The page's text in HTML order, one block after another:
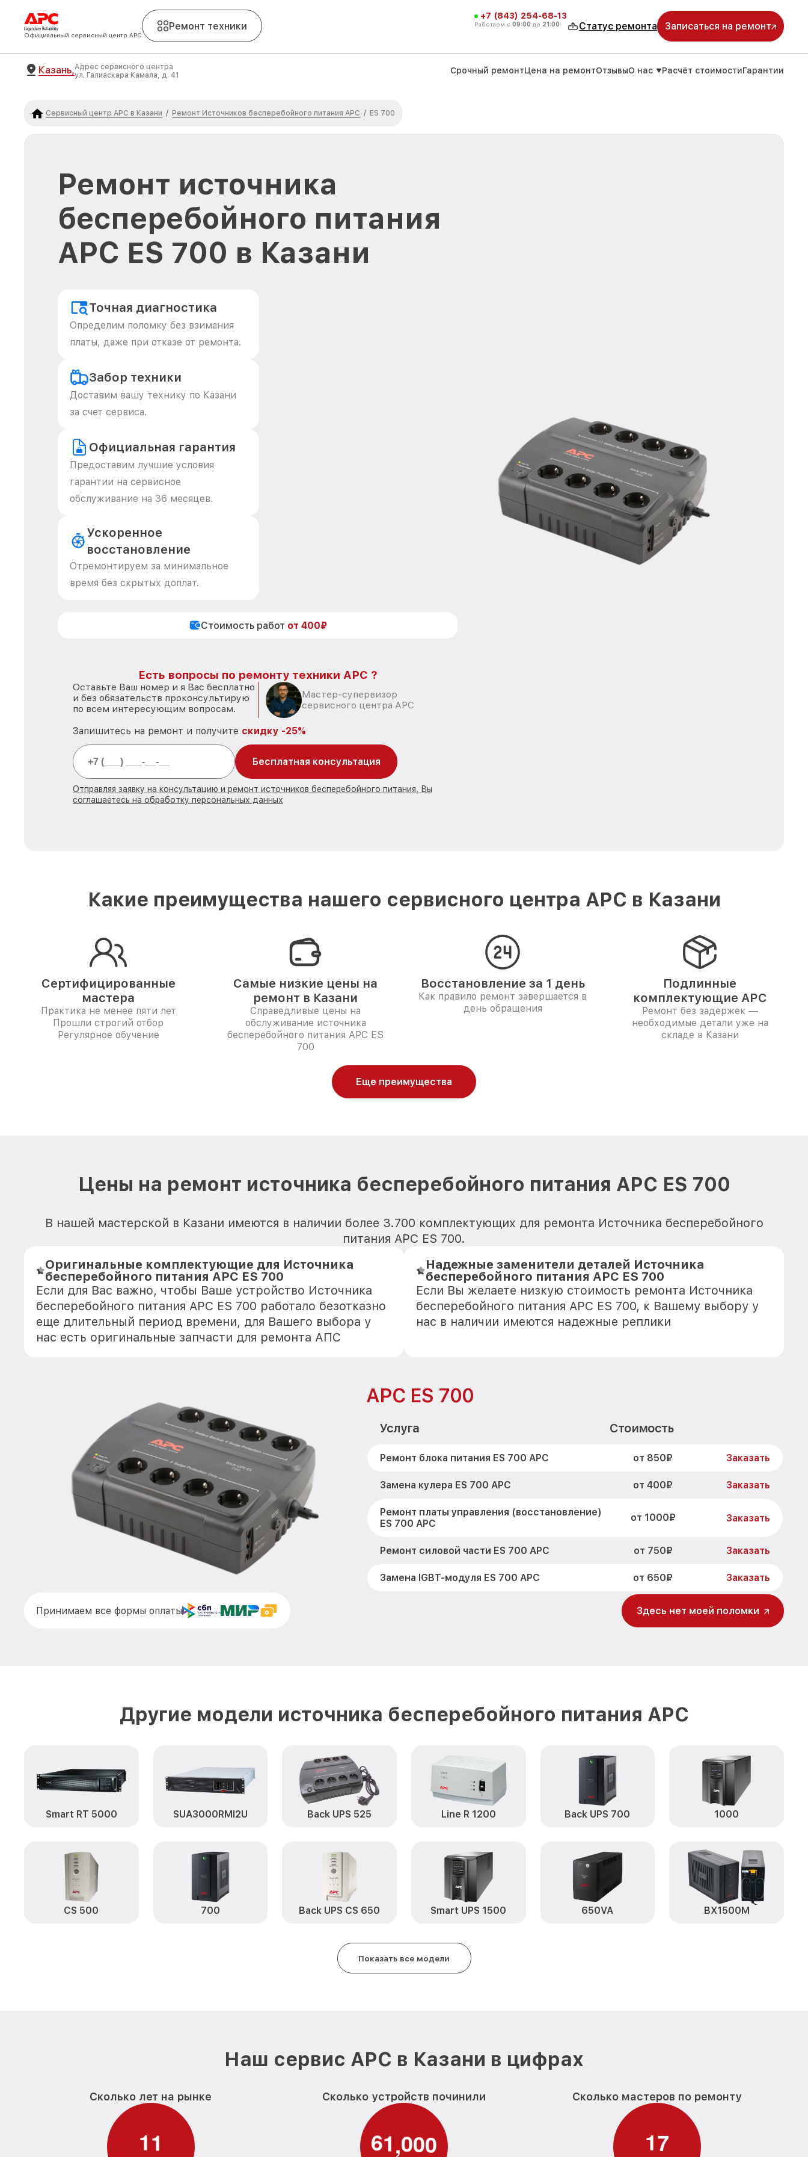
Официальный сервисный центр APC
Ремонт техники
+7 (843) 254-68-13
Работаем с 09:00 до 21:00 Статус ремонта Записаться на ремонт
Казань,Адрес сервисного центра
ул. Галиаскара Камала, д. 41
Срочный ремонтЦена на ремонтОтзывыО нас Расчёт стоимостиГарантии
Сервисный центр APC в Казани / Ремонт Источников бесперебойного питания APC / ES 700
Ремонт источника
бесперебойного питания
APC ES 700 в Казани
Точная диагностика
Определим поломку без взимания
платы, даже при отказе от ремонта.
Забор техники
Доставим вашу технику по Казани
за счет сервиса.
Официальная гарантия
Предоставим лучшие условия
гарантии на сервисное
обслуживание на 36 месяцев.
Ускоренное
восстановление
Отремонтируем за минимальное
время без скрытых доплат.
Стоимость работ от 400₽
Есть вопросы по ремонту техники APC ?
Оставьте Ваш номер и я Вас бесплатно
и без обязательств проконсультирую
по всем интересующим вопросам.
Мастер-супервизор
сервисного центра APC
Запишитесь на ремонт и получите скидку -25%
Бесплатная консультация
Отправляя заявку на консультацию и ремонт источников бесперебойного питания, Вы
соглашаетесь на обработку персональных данных
Какие преимущества нашего сервисного центра APC в Казани
Сертифицированные
мастера
Практика не менее пяти лет
Прошли строгий отбор
Регулярное обучение
Самые низкие цены на
ремонт в Казани
Справедливые цены на
обслуживание источника
бесперебойного питания APC ES
700
Восстановление за 1 день
Как правило ремонт завершается в
день обращения
Подлинные
комплектующие APC
Ремонт без задержек —
необходимые детали уже на
складе в Казани
Еще преимущества
Цены на ремонт источника бесперебойного питания APC ES 700
В нашей мастерской в Казани имеются в наличии более 3.700 комплектующих для ремонта Источника бесперебойного
питания APC ES 700.
Оригинальные комплектующие для Источника
бесперебойного питания APC ES 700
Если для Вас важно, чтобы Ваше устройство Источника
бесперебойного питания APC ES 700 работало безотказно
еще длительный период времени, для Вашего выбора у
нас есть оригинальные запчасти для ремонта АПС
Надежные заменители деталей Источника
бесперебойного питания APC ES 700
Если Вы желаете низкую стоимость ремонта Источника
бесперебойного питания APC ES 700, к Вашему выбору у
нас в наличии имеются надежные реплики
APC ES 700
Услуга Стоимость
Ремонт блока питания ES 700 APC от 850₽ Заказать
Замена кулера ES 700 APC от 400₽ Заказать
Ремонт платы управления (восстановление)
ES 700 APC
от 1000₽ Заказать
Ремонт силовой части ES 700 APC от 750₽ Заказать
Замена IGBT-модуля ES 700 APC от 650₽ Заказать
Принимаем все формы оплаты Здесь нет моей поломки
Другие модели источника бесперебойного питания APC
Smart RT 5000 SUA3000RMI2U Back UPS 525 Line R 1200 Back UPS 700 1000
CS 500 700 Back UPS CS 650 Smart UPS 1500 650VA BX1500M
Показать все модели
Наш сервис APC в Казани в цифрах
Сколько лет на рынке
11
Сколько устройств починили
61,000
Сколько мастеров по ремонту
17